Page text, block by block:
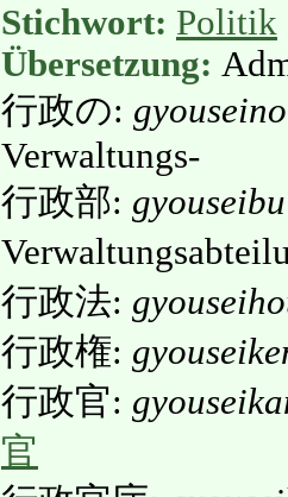
Stichwort: Politik
Übersetzung:
行政の: gyouseino
Verwaltungs-
行政部: gyouseibu
行政法:
行政権:
行政官:
官